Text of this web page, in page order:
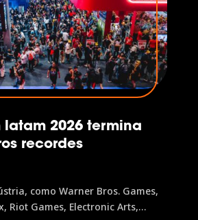
2026 termina
recordes
como Warner Bros. Games,
Riot Games, Electronic Arts,